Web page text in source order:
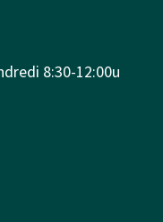
8:30-12:00u